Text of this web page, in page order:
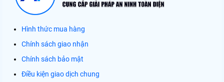
Hình thức mua hàng
Chính sách giao nhận
Chính sách bảo mật
Điều kiện giao dịch chung